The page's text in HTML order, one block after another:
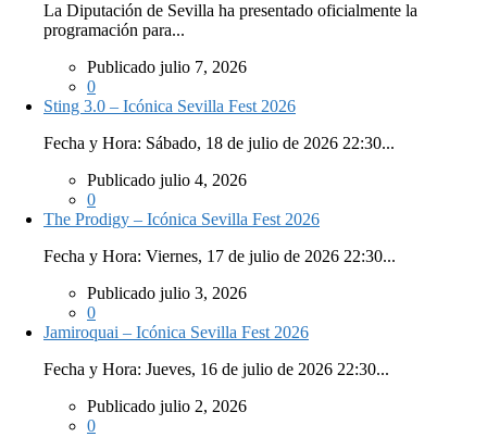
La Diputación de Sevilla ha presentado oficialmente la
programación para...
Publicado julio 7, 2026
0
Sting 3.0 – Icónica Sevilla Fest 2026
Fecha y Hora: Sábado, 18 de julio de 2026 22:30...
Publicado julio 4, 2026
0
The Prodigy – Icónica Sevilla Fest 2026
Fecha y Hora: Viernes, 17 de julio de 2026 22:30...
Publicado julio 3, 2026
0
Jamiroquai – Icónica Sevilla Fest 2026
Fecha y Hora: Jueves, 16 de julio de 2026 22:30...
Publicado julio 2, 2026
0